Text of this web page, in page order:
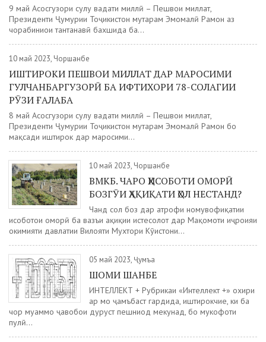
9 май Асосгузори сулҳу ваҳдати миллӣ – Пешвои миллат,
Президенти Ҷумҳурии Тоҷикистон муҳтарам Эмомалӣ Раҳмон аз
чорабиниҳои тантанавӣ бахшида ба...
10 май 2023, Чоршанбе
ИШТИРОКИ ПЕШВОИ МИЛЛАТ ДАР МАРОСИМИ
ГУЛЧАНБАРГУЗОРӢ БА ИФТИХОРИ 78-СОЛАГИИ
РӮЗИ ҒАЛАБА
8 май Асосгузори сулҳу ваҳдати миллӣ – Пешвои миллат,
Президенти Ҷумҳурии Тоҷикистон муҳтарам Эмомалӣ Раҳмон бо
мақсади иштирок дар маросими...
10 май 2023, Чоршанбе
ВМКБ. ЧАРО ҲИСОБОТИ ОМОРӢ
БОЗГӮИ ҲАҚИҚАТИ ҲОЛ НЕСТАНД?
Чанд сол боз дар атрофи номувофиқатии
ҳисоботҳои оморӣ ба вазъи ҳақиқии истеҳсолот дар Мақомоти иҷроияи
ҳокимияти давлатии Вилояти Мухтори Кӯҳистони...
05 май 2023, Ҷумъа
ШОМИ ШАНБЕ
ИНТЕЛЛЕКТ + Рубрикаи «Интеллект +» охири
ҳар моҳ ҷамъбаст гардида, иштирокчие, ки ба
чор муаммо ҷавобҳои дуруст пешниҳод мекунад, бо мукофоти
пулӣ...